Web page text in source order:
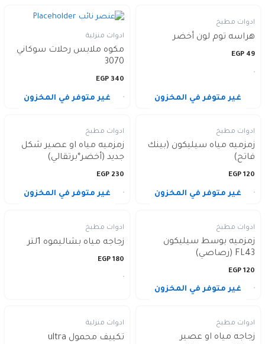
ادوات مطبخ
هراسه توم لون أخضر
49
EGP
ادوات منزلية
مكوه ملابس رحلات سوكاني
3070
340
EGP
غير متوفر في المخزون
ادوات مطبخ
زمزميه مياه سيليكون (بينك
فاتح)
120
EGP
غير متوفر في المخزون
ادوات مطبخ
زمزميه مياه او عصير شكل
جديد (أخضر*برتقالي)
230
EGP
غير متوفر في المخزون
ادوات مطبخ
زمزميه بوسط سيليكون
FL43 (رصاصي)
120
EGP
غير متوفر في المخزون
ادوات مطبخ
زجاجه مياه بشاليموه 1لتر
180
EGP
غير متوفر في المخزون
ادوات مطبخ
زجاجه مياه او عصير
ادوات منزلية
تكييف محمول ultra